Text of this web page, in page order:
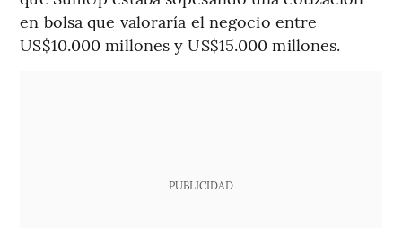
en bolsa que valoraría el negocio entre
US$10.000 millones y US$15.000 millones.
PUBLICIDAD